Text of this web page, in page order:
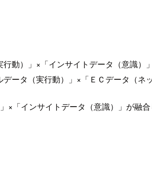
動）」×「インサイトデータ（意識
ータ（実行動）」×「ＥＣデータ（ネ
「インサイトデータ（意識）」が融